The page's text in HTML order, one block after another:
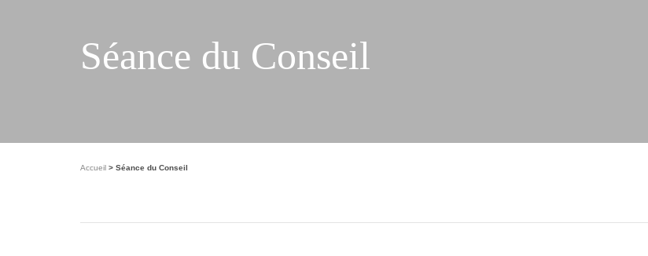
Séance du Conseil
Accueil Séance du Conseil